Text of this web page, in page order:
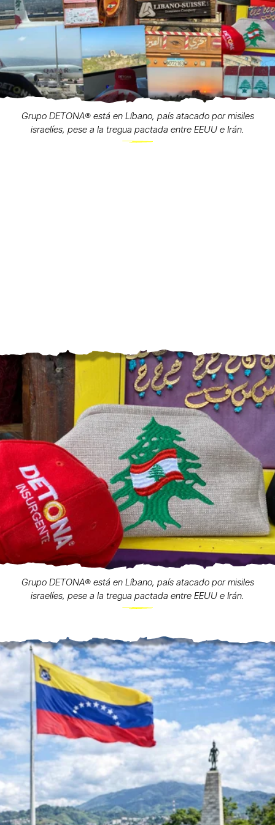
Grupo DETONA®️ está en Líbano, país atacado por misiles
israelíes, pese a la tregua pactada entre EEUU e Irán.
Grupo DETONA®️ está en Líbano, país atacado por misiles
israelíes, pese a la tregua pactada entre EEUU e Irán.